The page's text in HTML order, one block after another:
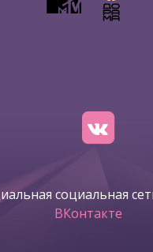
социальная
ВКонтакте